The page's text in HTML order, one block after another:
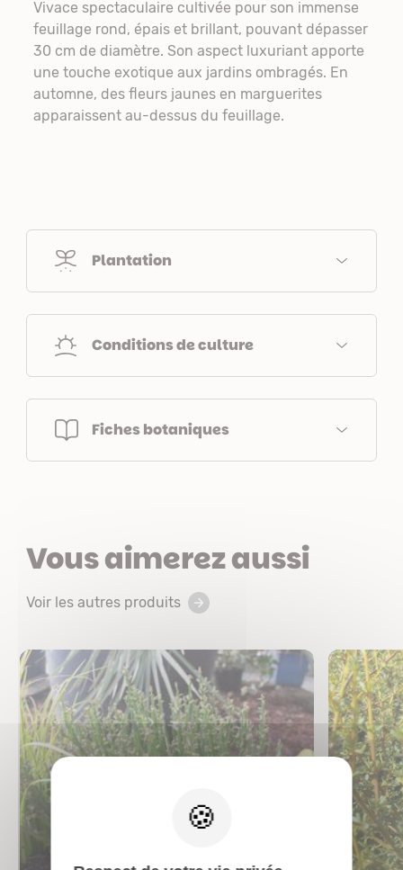
Vivace spectaculaire cultivée pour son immense
feuillage rond, épais et brillant, pouvant dépasser
30 cm de diamètre. Son aspect luxuriant apporte
une touche exotique aux jardins ombragés. En
automne, des fleurs jaunes en marguerites
apparaissent au-dessus du feuillage.
Plantation
Conditions de culture
Fiches botaniques
Vous aimerez aussi
Voir les autres produits